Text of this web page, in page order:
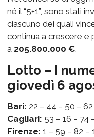
né il “5+1”, sono stati
ciascuno dei quali
continua a crescere e
a 205.800.000 €.
Lotto – I
giovedì 6
Bari: 22 – 44 – 50 –
Cagliari: 53 – 16 – 74
Firenze: 1 – 59 – 82 –